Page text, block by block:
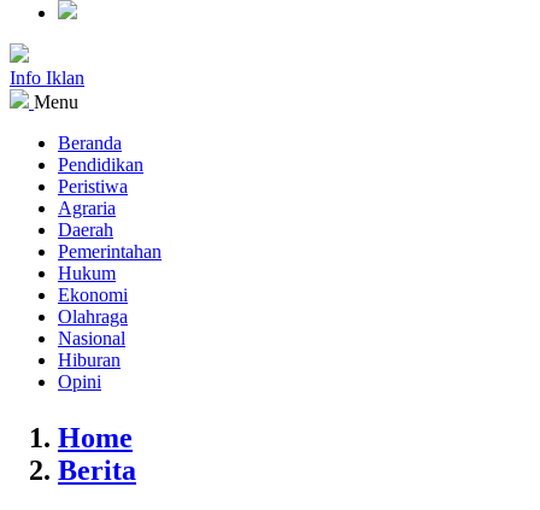
Info Iklan
Menu
Beranda
Pendidikan
Peristiwa
Agraria
Daerah
Pemerintahan
Hukum
Ekonomi
Olahraga
Nasional
Hiburan
Opini
Home
Berita